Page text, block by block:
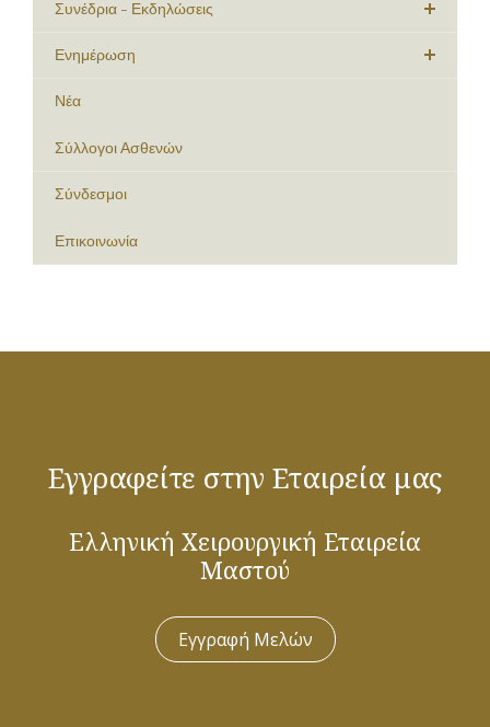
Συνέδρια - Εκδηλώσεις
Ενημέρωση
Νέα
Σύλλογοι Ασθενών
Σύνδεσμοι
Επικοινωνία
Εγγραφείτε στην Εταιρεία μας
Ελληνική Χειρουργική Εταιρεία
Μαστού
Εγγραφή Μελών